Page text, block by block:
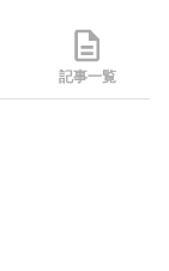
記事一覧